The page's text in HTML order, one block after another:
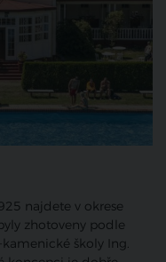
najdete v okrese
zhotoveny podle
školy Ing.